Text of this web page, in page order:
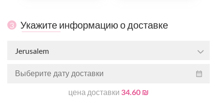
3 Укажите информацию о доставке
Jerusalem
цена доставки 34.60 ₪